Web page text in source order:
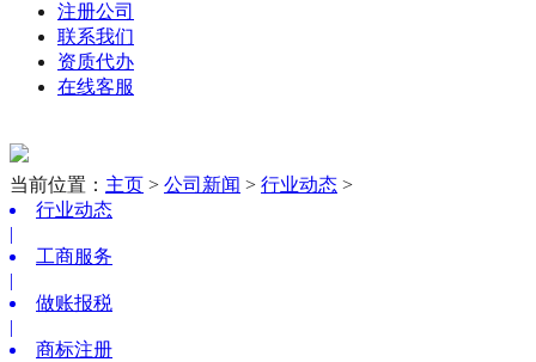
注册公司
联系我们
资质代办
在线客服
当前位置： 主页 > 公司新闻 > 行业动态 >
行业动态
|
工商服务
|
做账报税
|
商标注册